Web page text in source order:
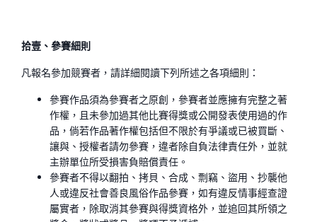
拾壹、參賽細則
凡報名參加競賽者，請詳細閱讀下列所述之各項細則：
參賽作品須為參賽者之原創，參賽者並應擁有完整之著
作權，且未參加過其他比賽得獎或公開發表使用過的作
品，倘若作品著作權包括但不限於有爭議或已被買斷、
讓與、授權者請勿參賽，違者除自負法律責任外，並就
主辦單位所受損害負賠償責任。
參賽者不得以翻拍、拷貝、合成、剽竊、盜用、抄襲他
人或違反社會善良風俗作品參賽，如有違反情事經查證
屬實者，除取消其參賽與得獎資格外，並追回其所領之